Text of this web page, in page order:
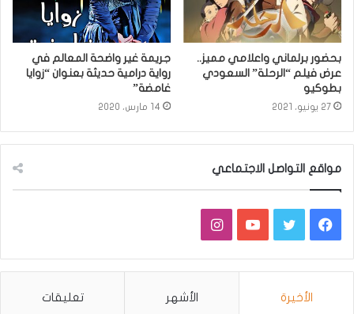
بحضور برلماني واعلامي مميز..
عرض فيلم “الرحلة” السعودي
بطوكيو
27 يونيو، 2021
جريمة غير واضحة المعالم في
رواية درامية حديثة بعنوان “زوايا
غامضة”
14 مارس، 2020
مواقع التواصل الاجتماعي
فيسبوكتويتر يوتيوبانستقرام
الأخيرة الأشهر تعليقات